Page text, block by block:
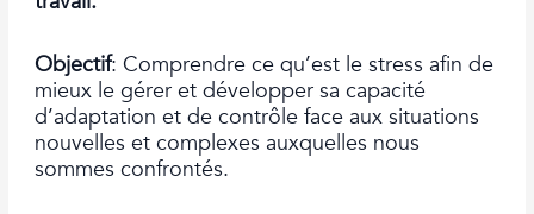
Objectif:Comprendre ce qu’est le stress afin de
mieux le gérer et développer sa capacité
d’adaptationet de contrôleface aux situations
nouvelles et complexes auxquelles nous
sommes confrontés.